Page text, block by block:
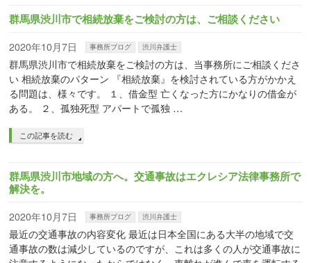
群馬県渋川市で相続放棄をご検討の方は、ご相談ください
2020年10月7日 事務所ブログ 渋川弁護士
群馬県渋川市で相続放棄をご検討の方は、当事務所にご相談くださ
い 相続放棄のパターン 『相続放棄』を検討されている方がかかえ
る問題は、様々です。 １、借金型 亡くなった方にかなりの借金が
ある。 ２、孤独死型 アパートで孤独 …
この記事を読む
群馬県渋川市地域の方へ。交通事故はエクレシア法律事務所で
解決を。
2020年10月7日 事務所ブログ 渋川弁護士
最近の交通事故の内容変化 最近は日本全国にある大半の地域で交
通事故の数は減少しているのですが、これは多くの人が交通事故に